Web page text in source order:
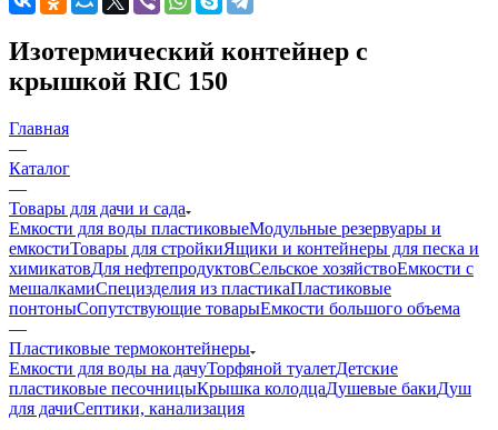
Изотермический контейнер с
крышкой RIC 150
Главная
—
Каталог
—
Товары для дачи и сада
Емкости для воды пластиковыеМодульные резервуары и
емкостиТовары для стройкиЯщики и контейнеры для песка и
химикатовДля нефтепродуктовСельское хозяйствоЕмкости с
мешалкамиСпецизделия из пластикаПластиковые
понтоныСопутствующие товарыЕмкости большого объема
—
Пластиковые термоконтейнеры
Емкости для воды на дачуТорфяной туалетДетские
пластиковые песочницыКрышка колодцаДушевые бакиДуш
для дачиСептики, канализация